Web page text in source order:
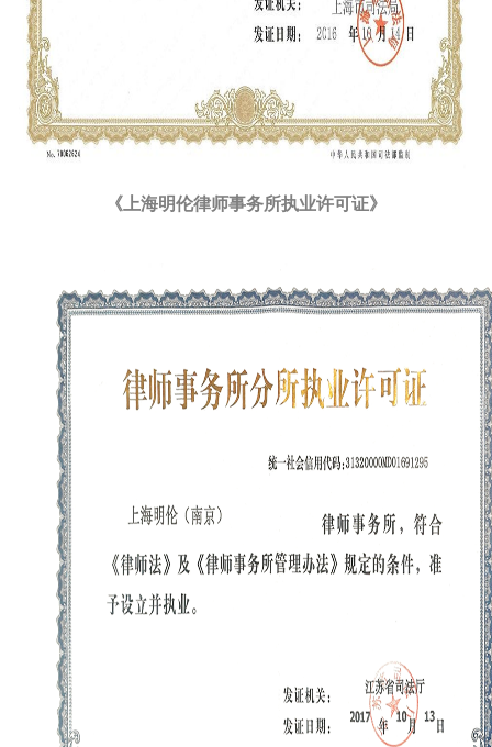
《上海明伦律师事务所执业许可证》